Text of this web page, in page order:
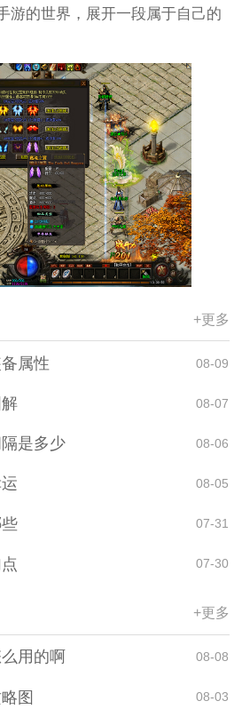
游的世界，展开一段属于自己的
+更多
属性 08-09
08-07
是多少 08-06
08-05
07-31
07-30
+更多
用的啊 08-08
图 08-03